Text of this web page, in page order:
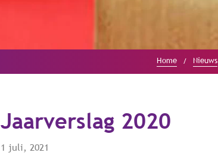
Home Nieuws
Jaarverslag 2020
1 juli, 2021